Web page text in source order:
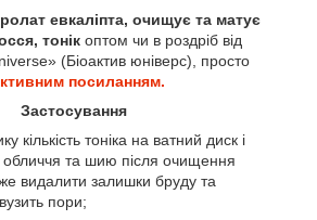
евкаліпта, очищує та матує
тонік оптом чи в роздріб від
(Біоактив юніверс), просто
посиланням.
Застосування
кількість тоніка на ватний диск і
обличчя та шию після очищення
видалити залишки бруду та
пори;